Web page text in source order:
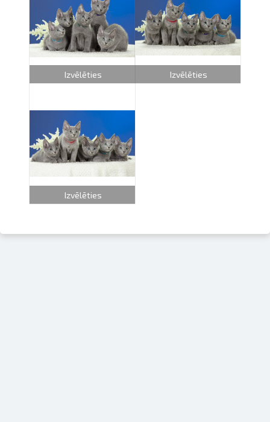
Izvēlēties Izvēlēties
Izvēlēties